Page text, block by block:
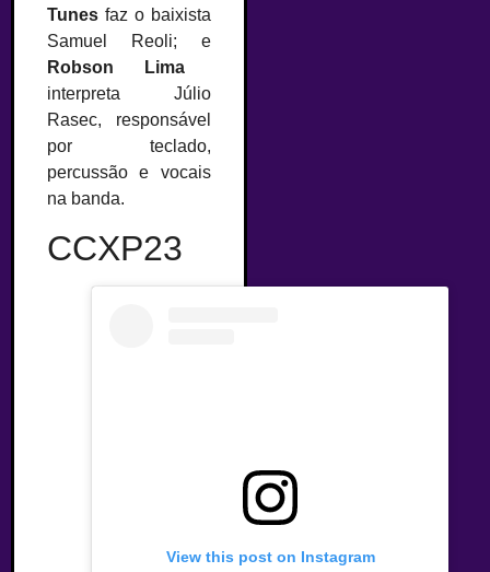
Tunes faz o baixista
Samuel Reoli; e
Robson Lima
interpreta Júlio
Rasec, responsável
por teclado,
percussão e vocais
na banda.
CCXP23
View this post on Instagram